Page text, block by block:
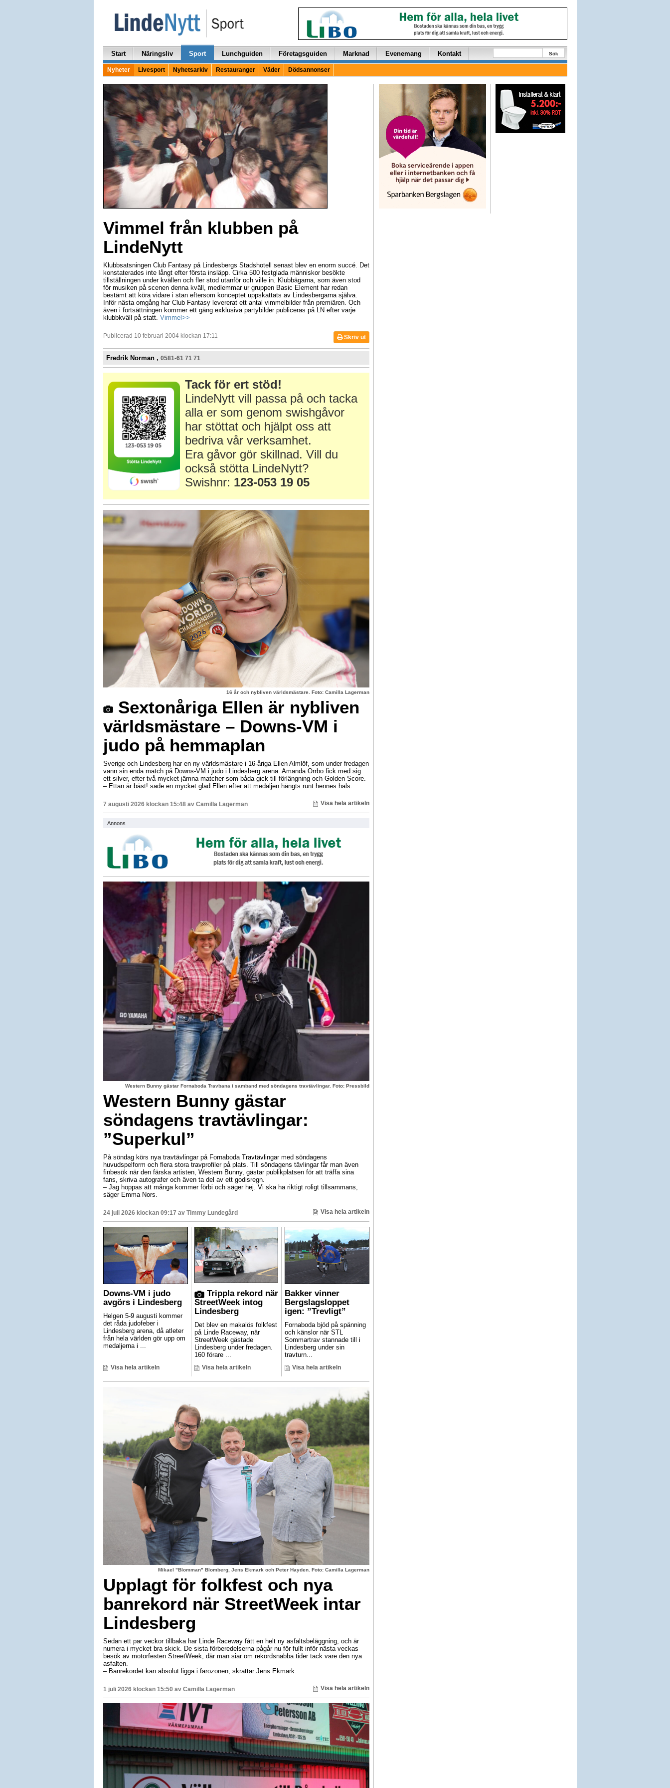
Start Näringsliv Sport Lunchguiden Företagsguiden Marknad Evenemang Kontakt Sök
Nyheter Livesport Nyhetsarkiv Restauranger Väder Dödsannonser
Vimmel från klubben på
LindeNytt
Klubbsatsningen Club Fantasy på Lindesbergs Stadshotell senast blev en enorm succé. Det
konstaterades inte långt efter första insläpp. Cirka 500 festglada människor besökte
tillställningen under kvällen och fler stod utanför och ville in. Klubbägarna, som även stod
för musiken på scenen denna kväll, medlemmar ur gruppen Basic Element har redan
bestämt att köra vidare i stan eftersom konceptet uppskattats av Lindesbergarna själva.
Inför nästa omgång har Club Fantasy levererat ett antal vimmelbilder från premiären. Och
även i fortsättningen kommer ett gäng exklusiva partybilder publiceras på LN efter varje
klubbkväll på statt. Vimmel>>
Publicerad 10 februari 2004 klockan 17:11 Skriv ut
Fredrik Norman , 0581-61 71 71
Tack för ert stöd!
LindeNytt vill passa på och tacka
alla er som genom swishgåvor
har stöttat och hjälpt oss att
bedriva vår verksamhet.
Era gåvor gör skillnad. Vill du
också stötta LindeNytt?
Swishnr: 123-053 19 05
16 år och nybliven världsmästare. Foto: Camilla Lagerman
Sextonåriga Ellen är nybliven
världsmästare – Downs-VM i
judo på hemmaplan
Sverige och Lindesberg har en ny världsmästare i 16-åriga Ellen Almlöf, som under fredagen
vann sin enda match på Downs-VM i judo i Lindesberg arena. Amanda Orrbo fick med sig
ett silver, efter två mycket jämna matcher som båda gick till förlängning och Golden Score.
– Ettan är bäst! sade en mycket glad Ellen efter att medaljen hängts runt hennes hals.
7 augusti 2026 klockan 15:48 av Camilla Lagerman Visa hela artikeln
Annons
Western Bunny gästar Fornaboda Travbana i samband med söndagens travtävlingar. Foto: Pressbild
Western Bunny gästar
söndagens travtävlingar:
”Superkul”
På söndag körs nya travtävlingar på Fornaboda Travtävlingar med söndagens
huvudspelform och flera stora travprofiler på plats. Till söndagens tävlingar får man även
finbesök när den färska artisten, Western Bunny, gästar publikplatsen för att träffa sina
fans, skriva autografer och även ta del av ett godisregn.
– Jag hoppas att många kommer förbi och säger hej. Vi ska ha riktigt roligt tillsammans,
säger Emma Nors.
24 juli 2026 klockan 09:17 av Timmy Lundegård Visa hela artikeln
Downs-VM i judo
avgörs i Lindesberg
Helgen 5-9 augusti kommer
det råda judofeber i
Lindesberg arena, då atleter
från hela världen gör upp om
medaljerna i ...
Visa hela artikeln
Trippla rekord när
StreetWeek intog
Lindesberg
Det blev en makalös folkfest
på Linde Raceway, när
StreetWeek gästade
Lindesberg under fredagen.
160 förare ...
Visa hela artikeln
Bakker vinner
Bergslagsloppet
igen: ”Trevligt”
Fornaboda bjöd på spänning
och känslor när STL
Sommartrav stannade till i
Lindesberg under sin
travturn...
Visa hela artikeln
Mikael "Blomman" Blomberg, Jens Ekmark och Peter Hayden. Foto: Camilla Lagerman
Upplagt för folkfest och nya
banrekord när StreetWeek intar
Lindesberg
Sedan ett par veckor tillbaka har Linde Raceway fått en helt ny asfaltsbeläggning, och är
numera i mycket bra skick. De sista förberedelserna pågår nu för fullt inför nästa veckas
besök av motorfesten StreetWeek, där man siar om rekordsnabba tider tack vare den nya
asfalten.
– Banrekordet kan absolut ligga i farozonen, skrattar Jens Ekmark.
1 juli 2026 klockan 15:50 av Camilla Lagerman Visa hela artikeln